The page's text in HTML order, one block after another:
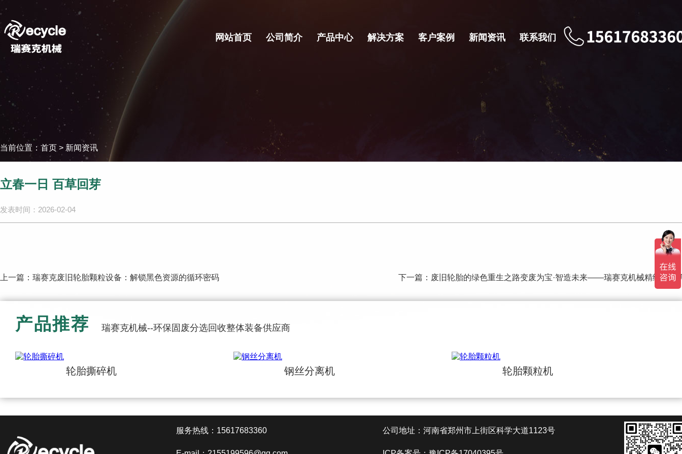
网站首页 公司简介 产品中心 解决方案 客户案例 新闻资讯 联系我们
当前位置： 首页 > 新闻资讯
立春一日 百草回芽
发表时间：2026-02-04
上一篇： 瑞赛克废旧轮胎颗粒设备：解锁黑色资源的循环密码 下一篇： 废旧轮胎的绿色重生之路变废为宝·智造未来——瑞赛克机械精细胶粉
产品推荐 瑞赛克机械--环保固废分选回收整体装备供应商
轮胎撕碎机 钢丝分离机 轮胎颗粒机
服务热线：15617683360 公司地址：河南省郑州市上街区科学大道1123号